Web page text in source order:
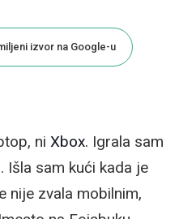
izvor na Google-u
ni Xbox. Igrala sam
Išla sam kući kada je
nije zvala mobilnim,